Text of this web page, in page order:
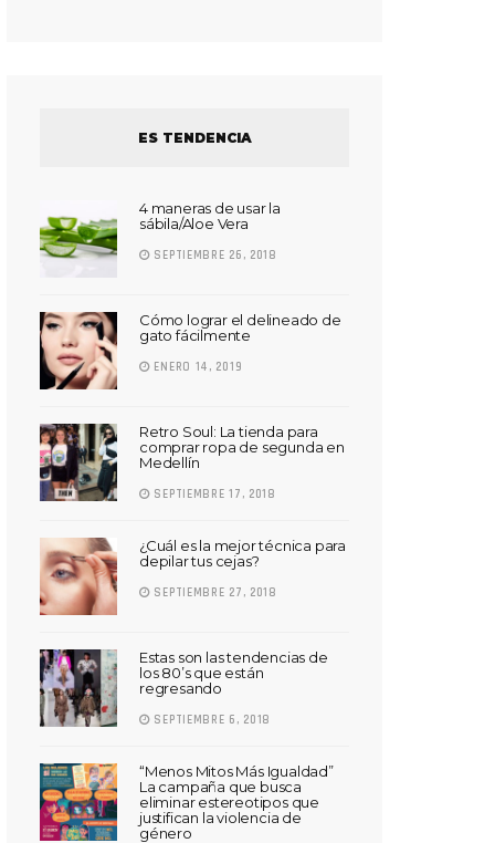
ES TENDENCIA
4 maneras de usar la
sábila/Aloe Vera
SEPTIEMBRE 26, 2018
Cómo lograr el delineado de
gato fácilmente
ENERO 14, 2019
Retro Soul: La tienda para
comprar ropa de segunda en
Medellín
SEPTIEMBRE 17, 2018
¿Cuál es la mejor técnica para
depilar tus cejas?
SEPTIEMBRE 27, 2018
Estas son las tendencias de
los 80’s que están
regresando
SEPTIEMBRE 6, 2018
“Menos Mitos Más Igualdad”
La campaña que busca
eliminar estereotipos que
justifican la violencia de
género